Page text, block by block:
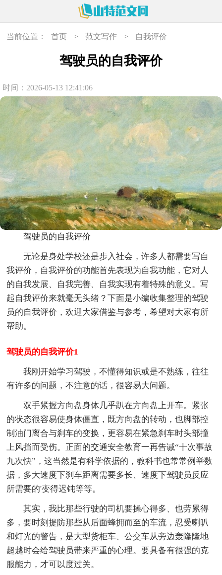
当前位置： 首页 > 范文写作 > 自我评价
驾驶员的自我评价
时间：2026-05-13 12:41:06
驾驶员的自我评价
无论是身处学校还是步入社会，许多人都需要写自
我评价，自我评价的功能首先表现为自我功能，它对人
的自我发展、自我完善、自我实现有着特殊的意义。写
起自我评价来就毫无头绪？下面是小编收集整理的驾驶
员的自我评价，欢迎大家借鉴与参考，希望对大家有所
帮助。
驾驶员的自我评价1
我刚开始学习驾驶，不懂得知识或是不熟练，往往
有许多的问题，不注意的话，很容易大问题。
双手紧握方向盘身体几乎趴在方向盘上开车。紧张
的状态很容易使身体僵直，既方向盘的转动，也脚部控
制油门离合与刹车的变换，更容易在紧急刹车时头部撞
上风挡而受伤。正面的交通安全教育一再告诫“十次事故
九次快”，这当然是有科学依据的，教科书也常常例举数
据，多大速度下刹车距离需要多长、速度下驾驶员反应
所需要的'变得迟钝等等。
其实，我比那些行驶的司机要操心得多、也劳累得
多，要时刻提防那些从后面蜂拥而至的车流，忍受喇叭
和灯光的警告，是大型货柜车、公交车从旁边轰隆隆地
超越时会给驾驶员带来严重的心理。要具备有很强的克
服能力，才可以度过关。